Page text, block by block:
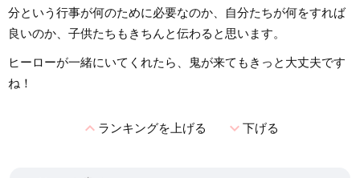
分という行事が何のために必要なのか、自分たちが何をすれば
良いのか、子供たちもきちんと伝わると思います。
ヒーローが一緒にいてくれたら、鬼が来てもきっと大丈夫です
ね！
expand_lessランキングを上げる expand_more下げる